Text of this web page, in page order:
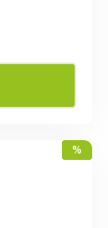
%